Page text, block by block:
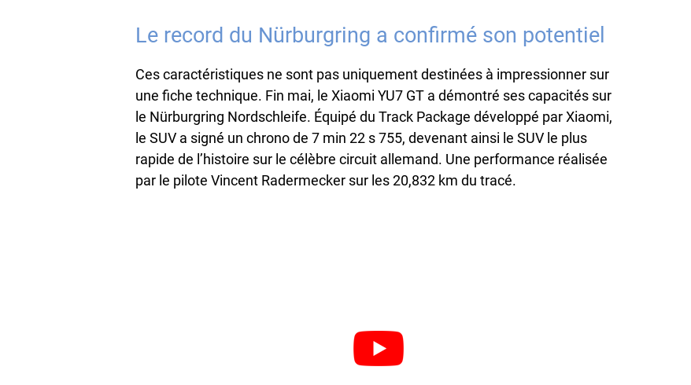
Le record du Nürburgring a confirmé son potentiel
Ces caractéristiques ne sont pas uniquement destinées à impressionner sur
une fiche technique. Fin mai, le Xiaomi YU7 GT a démontré ses capacités sur
le Nürburgring Nordschleife. Équipé du Track Package développé par Xiaomi,
le SUV a signé un chrono de 7 min 22 s 755, devenant ainsi le SUV le plus
rapide de l’histoire sur le célèbre circuit allemand. Une performance réalisée
par le pilote Vincent Radermecker sur les 20,832 km du tracé.